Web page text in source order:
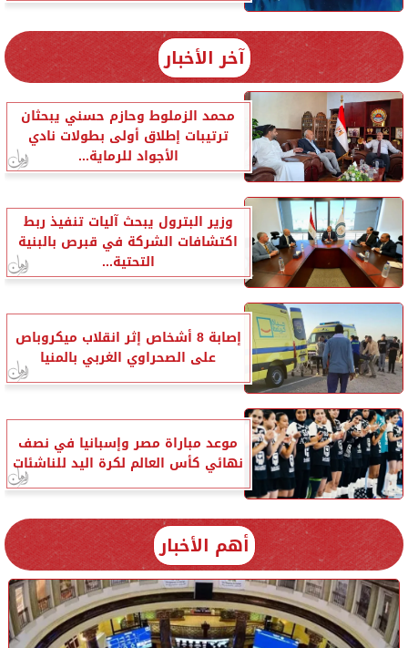
آخر الأخبار
محمد الزملوط وحازم حسني يبحثان
ترتيبات إطلاق أولى بطولات نادي
الأجواد للرماية...
وزير البترول يبحث آليات تنفيذ ربط
اكتشافات الشركة في قبرص بالبنية
التحتية...
إصابة 8 أشخاص إثر انقلاب ميكروباص
على الصحراوي الغربي بالمنيا
موعد مباراة مصر وإسبانيا في نصف
نهائي كأس العالم لكرة اليد للناشئات
أهم الأخبار